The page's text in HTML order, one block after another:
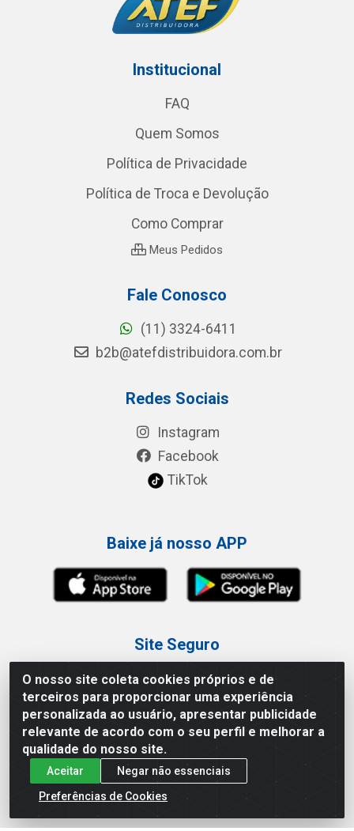
O nosso site coleta cookies próprios e de
terceiros para proporcionar uma experiência
personalizada ao usuário, apresentar publicidade
relevante de acordo com o seu perfil e melhorar a
qualidade do nosso site.
Aceitar
Negar não essenciais
Preferências de Cookies
Institucional
FAQ
Quem Somos
Política de Privacidade
Política de Troca e Devolução
Como Comprar
Meus Pedidos
Fale Conosco
(11) 3324-6411
b2b@atefdistribuidora.com.br
Redes Sociais
Instagram
Facebook
TikTok
Baixe já nosso APP
Site Seguro
Loja / Showroom
Tel.: (11) 3227-0546
Av Vautier, 587/597 - Pari - São Paulo/SP